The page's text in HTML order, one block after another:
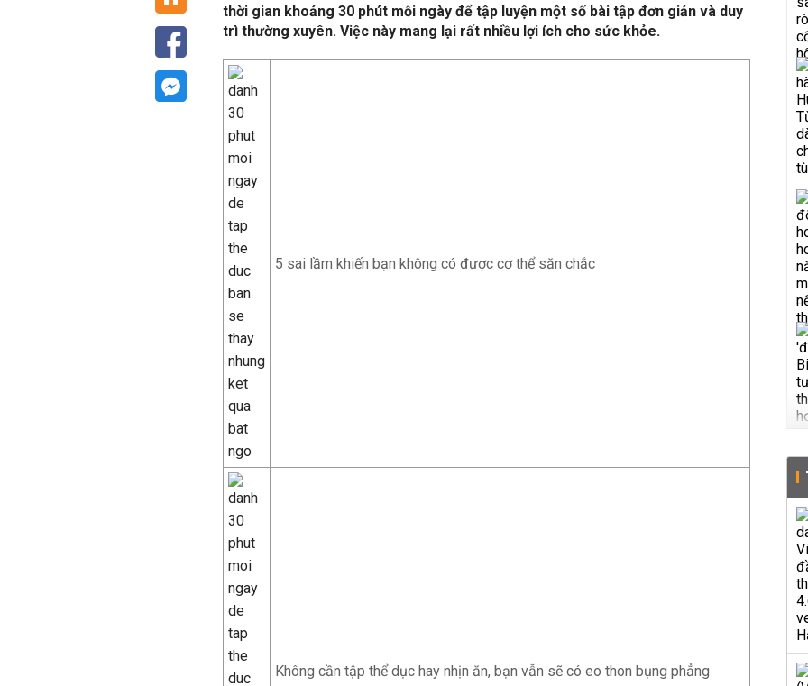
thời gian khoảng 30 phút mỗi ngày để tập luyện một số bài tập đơn giản và duy
trì thường xuyên. Việc này mang lại rất nhiều lợi ích cho sức khỏe.
5 sai lầm khiến bạn không có được cơ thể săn chắc
Không cần tập thể dục hay nhịn ăn, bạn vẫn sẽ có eo thon bụng phẳng